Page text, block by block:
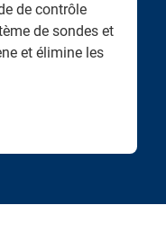
de contrôle
de sondes et
et élimine les